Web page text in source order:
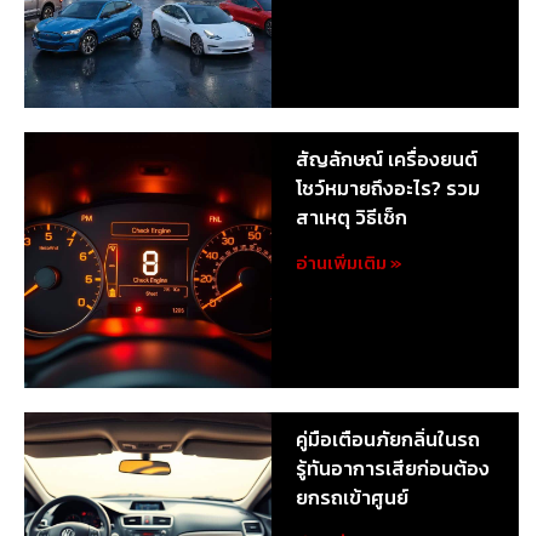
สัญลักษณ์ เครื่องยนต์
โชว์หมายถึงอะไร? รวม
สาเหตุ วิธีเช็ก
อ่านเพิ่มเติม »
คู่มือเตือนภัยกลิ่นในรถ
รู้ทันอาการเสียก่อนต้อง
ยกรถเข้าศูนย์